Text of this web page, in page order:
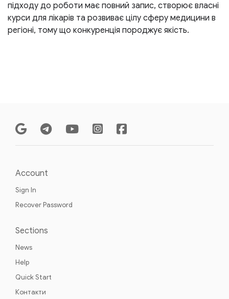
підходу до роботи має повний запис, створює власні
курси для лікарів та розвиває цілу сферу медицини в
регіоні, тому що конкуренція породжує якість.
Account
Sign In
Recover Password
Sections
News
Help
Quick Start
Контакти